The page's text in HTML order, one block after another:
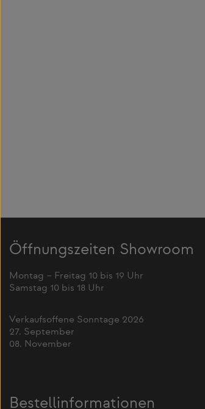
Öffnungszeiten Showroom
Montag – Freitag 10 bis 19 Uhr
Samstag 10 bis 18 Uhr
Verkaufsoffene Sonntage 2026
27. September
08. November
Bestellinformationen